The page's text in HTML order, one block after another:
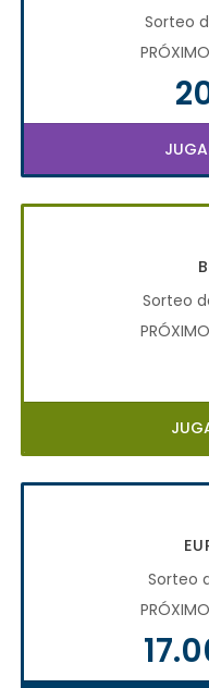
Sorteo
Sorteo
Sorteo